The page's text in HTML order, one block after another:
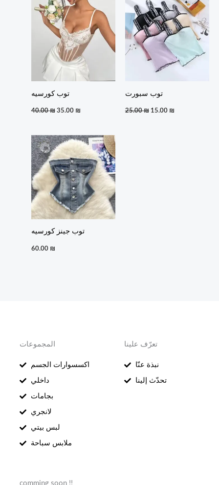
توب كورسيه
40.00₪
was:
40.00 ₪.
35.00 ₪
35.00 ₪.
توب سبورت
25.00₪
was:
25.00 ₪.
15.00 ₪
is:
15.00 ₪.
توب جينز كورسيه
60.00 ₪
المجموعات
اكسسوارات الجسم
داخلي
بجامات
لانجري
لبس بيتي
ملابس سباحة
تعرّف علينا
نبذة عنّا
تحدّث إلينا
comming soon !!